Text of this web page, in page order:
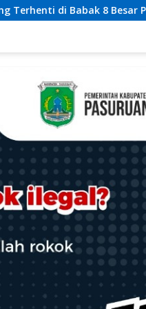
Dandim 0111/Bireuen